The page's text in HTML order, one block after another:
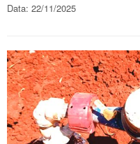
Data: 22/11/2025